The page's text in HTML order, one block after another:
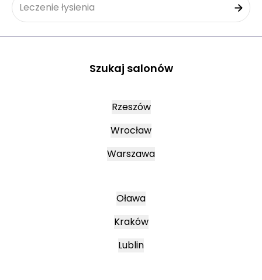
Leczenie łysienia
Szukaj salonów
Rzeszów
Wrocław
Warszawa
Oława
Kraków
Lublin